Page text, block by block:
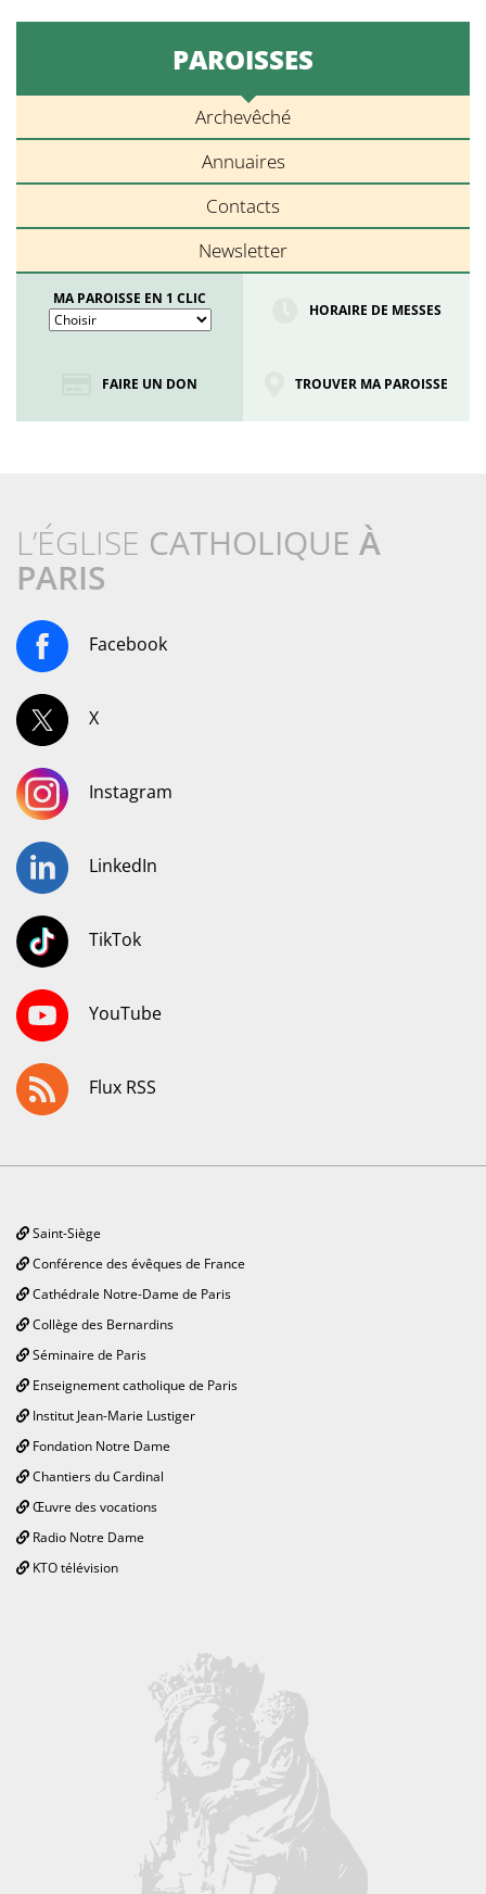
PAROISSES
Archevêché
Annuaires
Contacts
Newsletter
MA PAROISSE EN 1 CLIC
HORAIRE DE MESSES
FAIRE UN DON TROUVER MA PAROISSE
L’ÉGLISE CATHOLIQUE À
PARIS
Facebook
X
Instagram
LinkedIn
TikTok
YouTube
Flux RSS
Saint-Siège
Conférence des évêques de France
Cathédrale Notre-Dame de Paris
Collège des Bernardins
Séminaire de Paris
Enseignement catholique de Paris
Institut Jean-Marie Lustiger
Fondation Notre Dame
Chantiers du Cardinal
Œuvre des vocations
Radio Notre Dame
KTO télévision